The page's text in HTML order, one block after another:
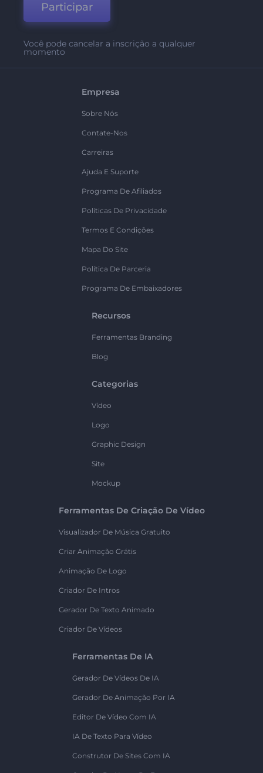
Participar
Você pode cancelar a inscrição a qualquer
momento
Empresa
Sobre Nós
Contate-Nos
Carreiras
Ajuda E Suporte
Programa De Afiliados
Políticas De Privacidade
Termos E Condições
Mapa Do Site
Política De Parceria
Programa De Embaixadores
Recursos
Ferramentas Branding
Blog
Categorias
Vídeo
Logo
Graphic Design
Site
Mockup
Ferramentas De Criação De Vídeo
Visualizador De Música Gratuito
Criar Animação Grátis
Animação De Logo
Criador De Intros
Gerador De Texto Animado
Criador De Vídeos
Ferramentas De IA
Gerador De Vídeos De IA
Gerador De Animação Por IA
Editor De Vídeo Com IA
IA De Texto Para Vídeo
Construtor De Sites Com IA